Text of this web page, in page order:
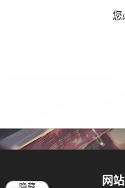
您
网